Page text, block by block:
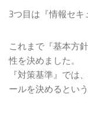
3つ目は『情報セキ
これまで『基本方
性を決めました。
『対策基準』では
ールを決めるとい